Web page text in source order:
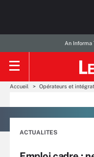
An Informa
Accueil Opérateurs et
ACTUALITES